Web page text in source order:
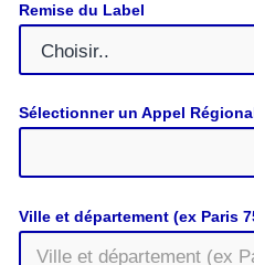
Île-de-France
Normandie
Occitanie
Paris
Autres régions
Remise du Label
Sélectionner un Appel
Ville et département (ex Paris